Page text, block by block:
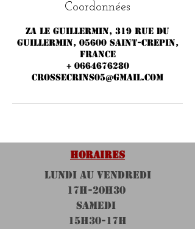
Coordonnées
ZA LE GUILLERMIN, 319 rue du
Guillermin, 05600 Saint-Crepin,
France
+ 0664676280
crossecrins05@gmail.com
HORAIRES
LUNDI au VENDREDI
17H-20h30
SAMEDI
15H30-17H